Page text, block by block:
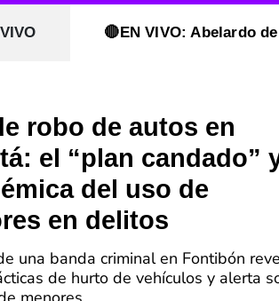
🔴EN VIVO: Abelardo
robo de autos en
el “plan candado”
del uso de
en delitos
una banda criminal en Fontibón
de hurto de vehículos y alerta